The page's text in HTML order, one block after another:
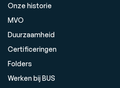
Onze historie
MVO
Duurzaamheid
Certificeringen
Folders
Werken bij BUS